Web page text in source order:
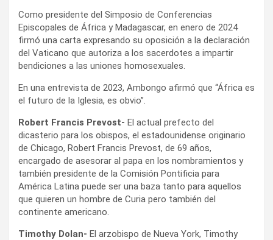
Como presidente del Simposio de Conferencias
Episcopales de África y Madagascar, en enero de 2024
firmó una carta expresando su oposición a la declaración
del Vaticano que autoriza a los sacerdotes a impartir
bendiciones a las uniones homosexuales.
En una entrevista de 2023, Ambongo afirmó que “África es
el futuro de la Iglesia, es obvio”.
Robert Francis Prevost- El actual prefecto del
dicasterio para los obispos, el estadounidense originario
de Chicago, Robert Francis Prevost, de 69 años,
encargado de asesorar al papa en los nombramientos y
también presidente de la Comisión Pontificia para
América Latina puede ser una baza tanto para aquellos
que quieren un hombre de Curia pero también del
continente americano.
Timothy Dolan- El arzobispo de Nueva York, Timothy